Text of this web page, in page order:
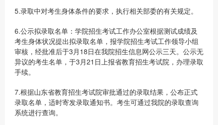
5.录取中对考生身体条件的要求，执行相关部委的有关规定。
6.公示拟录取名单：学院招生考试工作办公室根据测试成绩及
考生身体状况提出拟录取名单，报学院招生考试工作领导小组
审核，经批准后于3月18日在我院招生信息网公示三天。公示无
异议的考生名单，于3月21日上报省教育招生考试院，办理录取
手续。
7.根据山东省教育招生考试院审批通过的录取结果，公布正式
录取名单，适时寄发录取通知书。考生可通过我院的录取查询
系统进行查询。